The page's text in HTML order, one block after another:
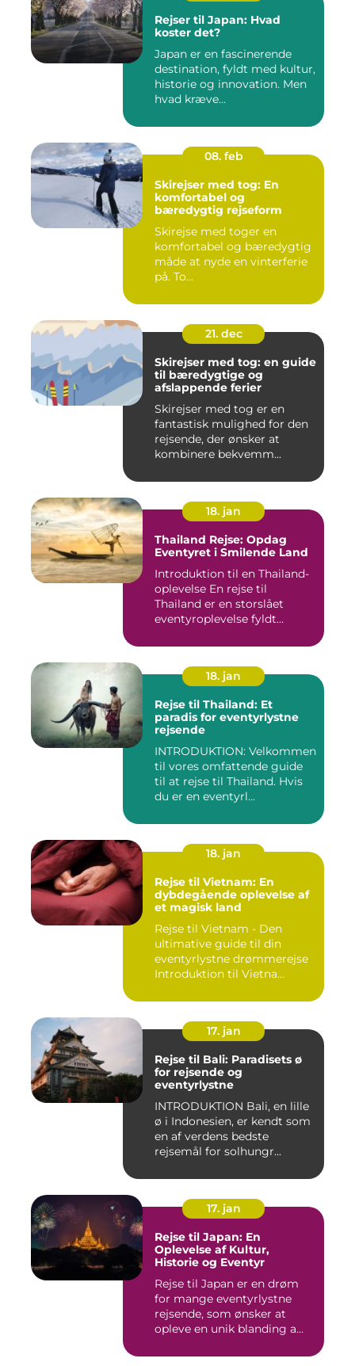
Rejser til Japan: Hvad
koster det?
Japan er en fascinerende
destination, fyldt med kultur,
historie og innovation. Men
hvad kræve...
08. feb
Skirejser med tog: En
komfortabel og
bæredygtig rejseform
Skirejse med toger en
komfortabel og bæredygtig
måde at nyde en vinterferie
på. To...
21. dec
Skirejser med tog: en guide
til bæredygtige og
afslappende ferier
Skirejser med tog er en
fantastisk mulighed for den
rejsende, der ønsker at
kombinere bekvemm...
18. jan
Thailand Rejse: Opdag
Eventyret i Smilende Land
Introduktion til en Thailand-
oplevelse En rejse til
Thailand er en storslået
eventyroplevelse fyldt...
18. jan
Rejse til Thailand: Et
paradis for eventyrlystne
rejsende
INTRODUKTION: Velkommen
til vores omfattende guide
til at rejse til Thailand. Hvis
du er en eventyrl...
18. jan
Rejse til Vietnam: En
dybdegående oplevelse af
et magisk land
Rejse til Vietnam - Den
ultimative guide til din
eventyrlystne drømmerejse
Introduktion til Vietna...
17. jan
Rejse til Bali: Paradisets ø
for rejsende og
eventyrlystne
INTRODUKTION Bali, en lille
ø i Indonesien, er kendt som
en af verdens bedste
rejsemål for solhungr...
17. jan
Rejse til Japan: En
Oplevelse af Kultur,
Historie og Eventyr
Rejse til Japan er en drøm
for mange eventyrlystne
rejsende, som ønsker at
opleve en unik blanding a...